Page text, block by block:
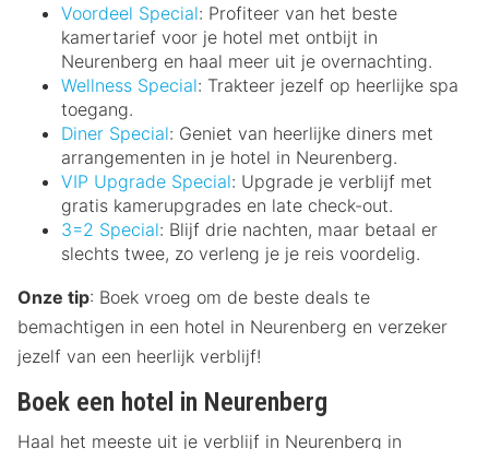
Voordeel Special: Profiteer van het beste
kamertarief voor je hotel met ontbijt in
Neurenberg en haal meer uit je overnachting.
Wellness Special: Trakteer jezelf op heerlijke spa
toegang.
Diner Special: Geniet van heerlijke diners met
arrangementen in je hotel in Neurenberg.
VIP Upgrade Special: Upgrade je verblijf met
gratis kamerupgrades en late check-out.
3=2 Special: Blijf drie nachten, maar betaal er
slechts twee, zo verleng je je reis voordelig.
Onze tip: Boek vroeg om de beste deals te
bemachtigen in een hotel in Neurenberg en verzeker
jezelf van een heerlijk verblijf!
Boek een hotel in Neurenberg
Haal het meeste uit je verblijf in Neurenberg in